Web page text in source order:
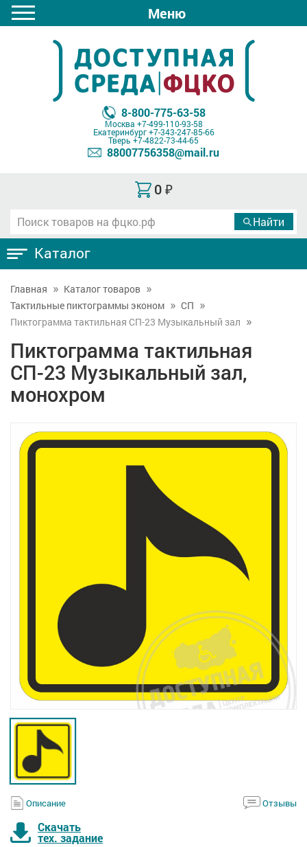
Меню
8-800-775-63-58
Москва +7-499-110-93-58
Екатеринбург+7-343-247-85-66
Тверь +7-4822-73-44-65
88007756358@mail.ru
0 ₽
Каталог
Главная
Каталог товаров
Тактильные пиктограммы эконом
СП
Пиктограмма тактильная СП-23 Музыкальный зал
Пиктограмма тактильная
СП-23 Музыкальный зал,
монохром
Описание Отзывы
Скачать
тех. задание